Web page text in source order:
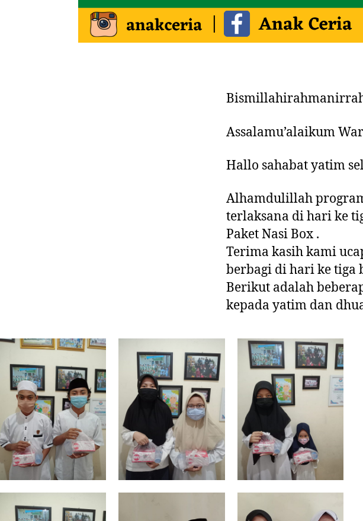
Assalamu’alaikum
Hallo sahabat yatim
Alhamdulillah
terlaksana di hari ke
Paket Nasi Box .
Terima kasih kami
berbagi di hari ke tiga
Berikut adalah
kepada yatim dan